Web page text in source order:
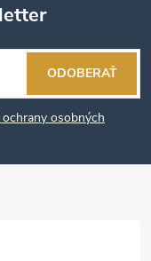
osobných
ODOBERAŤ